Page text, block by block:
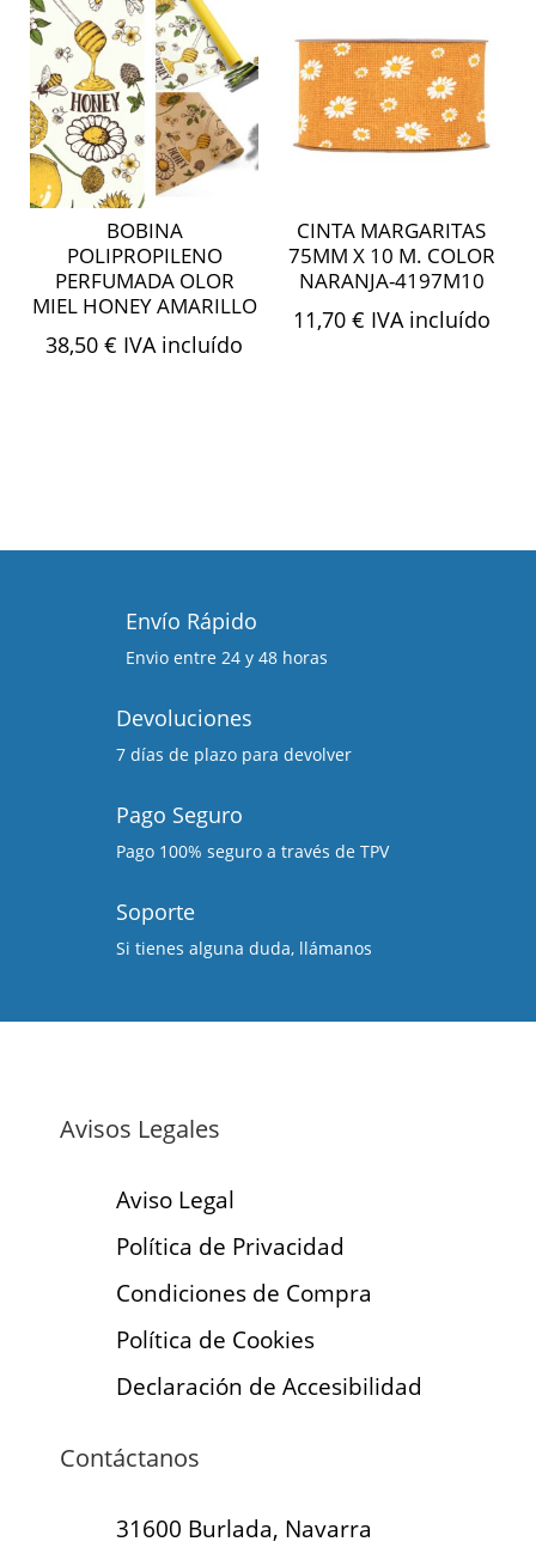
BOBINA
POLIPROPILENO
PERFUMADA OLOR
MIEL HONEY AMARILLO
38,50€ IVA incluído
CINTA MARGARITAS
75MM X 10 M. COLOR
NARANJA-4197M10
11,70 € IVA incluído
Envío Rápido
Envio entre 24 y 48 horas
Devoluciones
7 días de plazo para devolver
Pago Seguro
Pago 100% seguro a través de TPV
Soporte
Si tienes alguna duda, llámanos
Avisos Legales
Aviso Legal
Política de Privacidad
Condiciones de Compra
Política de Cookies
Declaración de Accesibilidad
Contáctanos
31600 Burlada, Navarra